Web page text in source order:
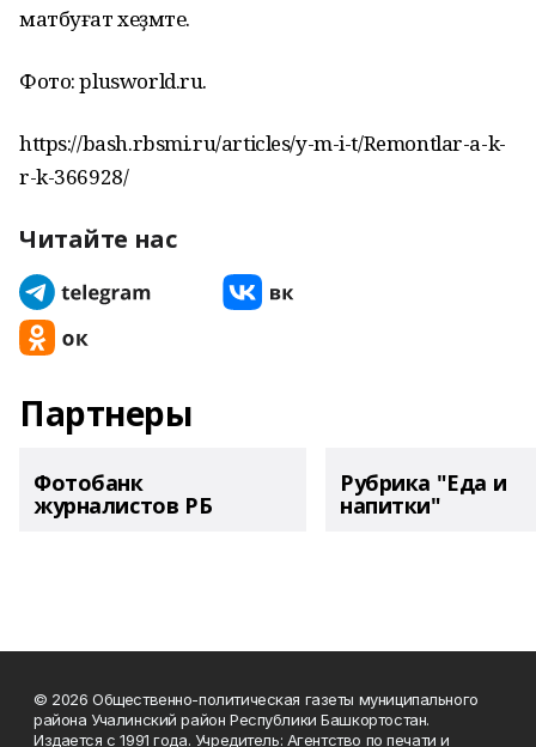
матбуғат хеҙмәте.
Фото: plusworld.ru.
https://bash.rbsmi.ru/articles/y-m-i-t/Remontlar-a-k-
r-k-366928/
Читайте нас
Партнеры
Фотобанк
журналистов РБ
Рубрика "Еда и
напитки"
© 2026 Общественно-политическая газеты муниципального
района Учалинский район Республики Башкортостан.
Издается с 1991 года. Учредитель: Агентство по печати и